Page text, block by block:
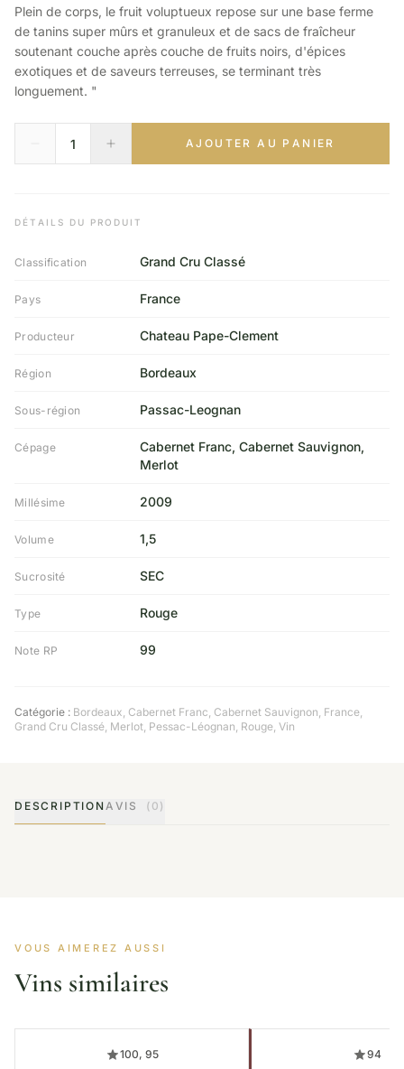
Plein de corps, le fruit voluptueux repose sur une base ferme
de tanins super mûrs et granuleux et de sacs de fraîcheur
soutenant couche après couche de fruits noirs, d'épices
exotiques et de saveurs terreuses, se terminant très
longuement. "
AJOUTER AU PANIER
DÉTAILS DU PRODUIT
Classification Grand Cru Classé
Pays France
Producteur Chateau Pape-Clement
Région Bordeaux
Sous-région Passac-Leognan
Cépage
Cabernet Franc, Cabernet Sauvignon,
Merlot
Millésime 2009
Volume 1,5
Sucrosité SEC
Type Rouge
Note RP 99
Catégorie : Bordeaux, Cabernet Franc, Cabernet Sauvignon, France,
Grand Cru Classé, Merlot, Pessac-Léognan, Rouge, Vin
DESCRIPTION AVIS (0)
VOUS AIMEREZ AUSSI
Vins similaires
100, 95 94